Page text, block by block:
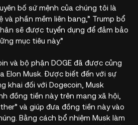
bố sứ mệnh của chúng tôi là
và phần mềm liên bang,” Trump bổ
sẽ được tuyển dụng để đảm bảo
mục tiêu này.”
và bộ phận DOGE đã được củng
Elon Musk. Được biết đến với sự
khai đối với Dogecoin, Musk
đồng tiền này trên mạng xã hội,
và giúp đưa đồng tiền này vào
Bằng cách bổ nhiệm Musk làm